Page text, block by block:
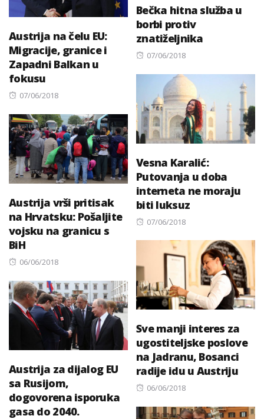
Bečka hitna služba u
borbi protiv
znatiželjnika
Posted
07/06/2018
Austrija na čelu EU:
Migracije, granice i
Zapadni Balkan u
fokusu
Posted
07/06/2018
Vesna Karalić:
Putovanja u doba
interneta ne moraju
biti luksuz
Posted
07/06/2018
Austrija vrši pritisak
na Hrvatsku: Pošaljite
vojsku na granicu s
BiH
Posted
06/06/2018
Sve manji interes za
ugostiteljske poslove
na Jadranu, Bosanci
radije idu u Austriju
Posted
06/06/2018
Austrija za dijalog EU
sa Rusijom,
dogovorena isporuka
gasa do 2040.